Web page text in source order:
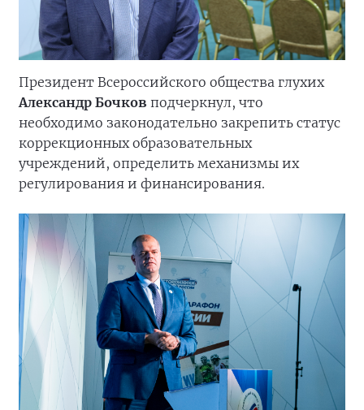
Президент Всероссийского общества глухих
Александр Бочков подчеркнул, что
необходимо законодательно закрепить статус
коррекционных образовательных
учреждений, определить механизмы их
регулирования и финансирования.